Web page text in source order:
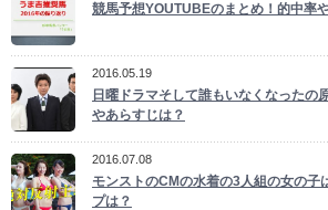
競馬予想YOUTUBEのまとめ！的中率
2016.05.19
日曜ドラマそして誰もいなくなったの
やあらすじは？
2016.07.08
モンストのCMの水着の3人組の女の子
プは？